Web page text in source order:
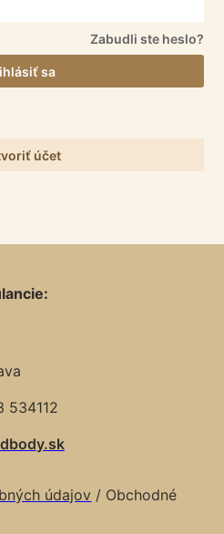
Zabudli ste heslo?
sa
účet
534112
údajov / Obchodné